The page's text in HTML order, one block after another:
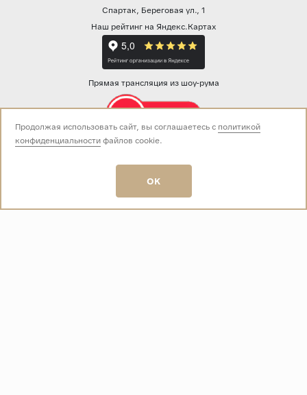
Спартак, Береговая ул., 1
Наш рейтинг на Яндекс.Картах
Прямая трансляция из шоу-рума
Звоните нам:
пн-вс 10:00 - 19:00
E-mail:
info@baza-plitki.ru
Продолжая использовать сайт, вы соглашаетесь с политикой
конфиденциальностифайлов cookie.
OK